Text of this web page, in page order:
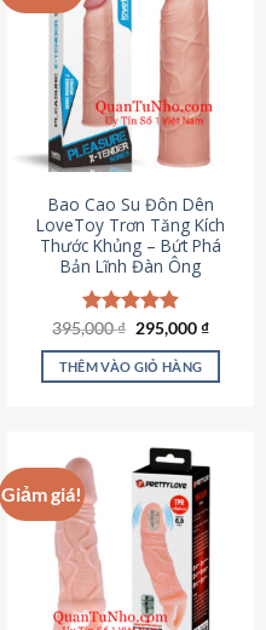
Bao Cao Su Đôn Dên
LoveToy Trơn Tăng Kích
Thước Khủng – Bứt Phá
Bản Lĩnh Đàn Ông
Được xếp
hạng4.82
5 sao
395,000₫ Giá
là:
395,000 ₫.
295,000₫Giá
tại
THÊM VÀO GIỎ HÀNG
Giảm giá!